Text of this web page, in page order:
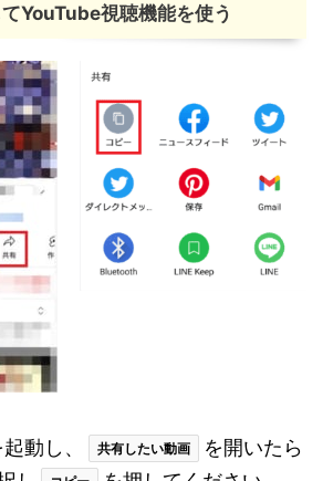
YouTube視聴機能を使う
動し、 共有したい動画 を開いたら